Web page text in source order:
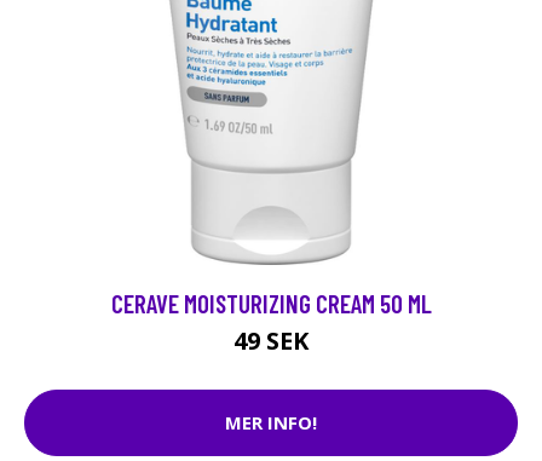
CERAVE MOISTURIZING CREAM 50 ML
49 SEK
MER INFO!